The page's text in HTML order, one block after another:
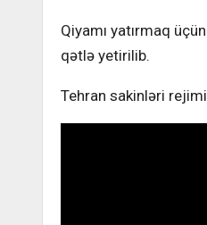
Qiyamı yatırmaq
qətlə yetirilib.
Tehran sakinləri